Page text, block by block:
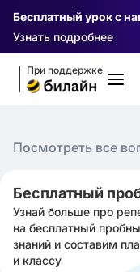
Бесплатный урок с
Узнать подробнее
При поддержке
Посмотреть все
Бесплатный
Узнай больше про
на бесплатный
знаний и составим
и классу